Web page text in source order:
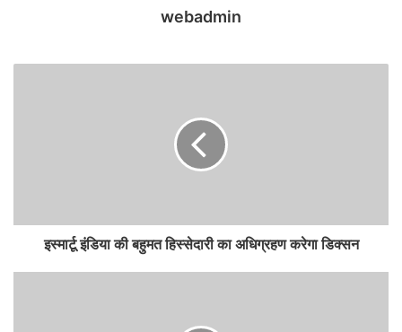
webadmin
इस्मार्टू इंडिया की बहुमत हिस्सेदारी का अधिग्रहण करेगा डिक्सन